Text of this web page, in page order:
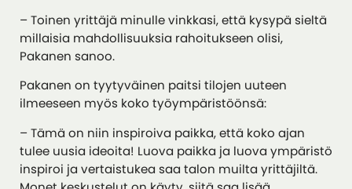
– Toinen yrittäjä minulle vinkkasi, että kysypä sieltä
millaisia mahdollisuuksia rahoitukseen olisi,
Pakanen sanoo.
Pakanen on tyytyväinen paitsi tilojen uuteen
ilmeeseen myös koko työympäristöönsä:
– Tämä on niin inspiroiva paikka, että koko ajan
tulee uusia ideoita! Luova paikka ja luova ympäristö
inspiroi ja vertaistukea saa talon muilta yrittäjiltä.